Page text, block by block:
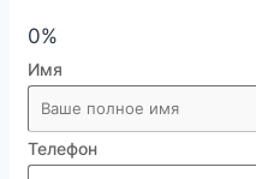
0%
Имя
Телефон